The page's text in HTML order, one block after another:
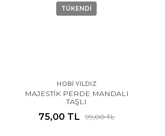
TÜKENDİ
HOBİ YILDIZ
MAJESTİK PERDE MANDALI
TAŞLI
75,00 TL 99,00 TL